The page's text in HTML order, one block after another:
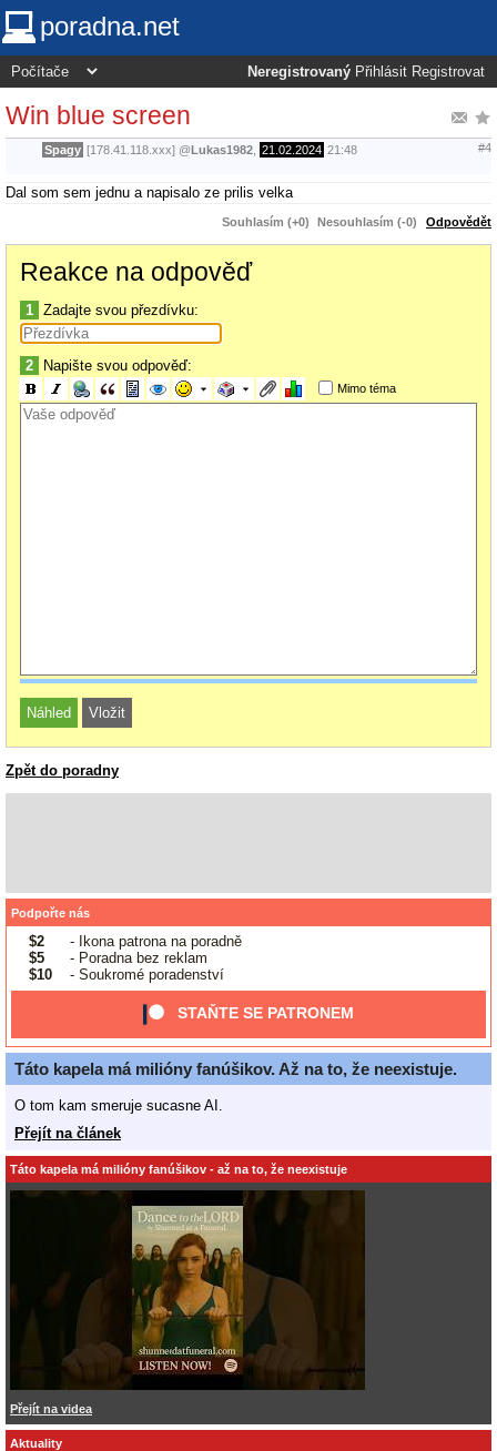
poradna.net
Neregistrovaný Přihlásit Registrovat
Win blue screen
Spagy [178.41.118.xxx] @Lukas1982 21.02.2024 21:48 #4
Dal som sem jednu a napisalo ze prilis velka
Souhlasím (+0) Nesouhlasím (-0) Odpovědět
Reakce na odpověď
1 Zadajte svou přezdívku:
2 Napište svou odpověď:
Mimo téma
Zpět do poradny
Podpořte nás
$2
- Ikona patrona na poradně
$5
- Poradna bez reklam
$10
- Soukromé poradenství
STAŇTE SE PATRONEM
Táto kapela má milióny fanúšikov. Až na to, že neexistuje.
O tom kam smeruje sucasne AI.
Přejít na článek
Táto kapela má milióny fanúšikov - až na to, že neexistuje
Přejít na videa
Aktuality